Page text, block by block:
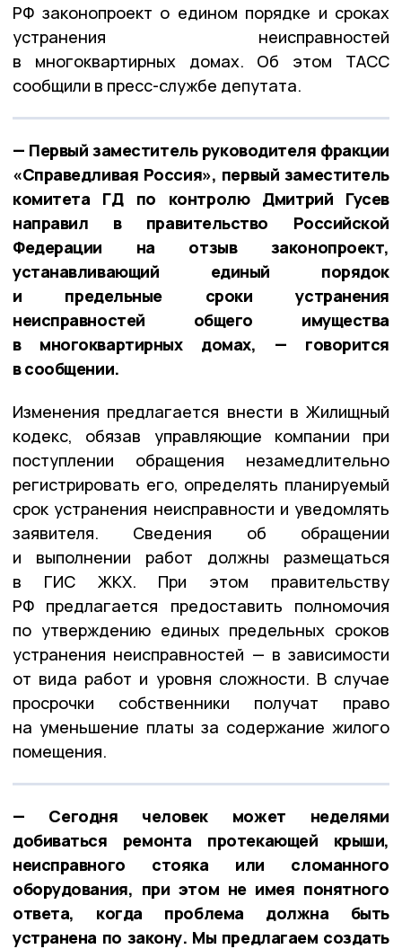
РФ законопроект о едином порядке и сроках
устранения неисправностей
в многоквартирных домах. Об этом ТАСС
сообщили в пресс-службе депутата.
— Первый заместитель руководителя фракции
«Справедливая Россия», первый заместитель
комитета ГД по контролю Дмитрий Гусев
направил в правительство Российской
Федерации на отзыв законопроект,
устанавливающий единый порядок
и предельные сроки устранения
неисправностей общего имущества
в многоквартирных домах, — говорится
в сообщении.
Изменения предлагается внести в Жилищный
кодекс, обязав управляющие компании при
поступлении обращения незамедлительно
регистрировать его, определять планируемый
срок устранения неисправности и уведомлять
заявителя. Сведения об обращении
и выполнении работ должны размещаться
в ГИС ЖКХ. При этом правительству
РФ предлагается предоставить полномочия
по утверждению единых предельных сроков
устранения неисправностей — в зависимости
от вида работ и уровня сложности. В случае
просрочки собственники получат право
на уменьшение платы за содержание жилого
помещения.
— Сегодня человек может неделями
добиваться ремонта протекающей крыши,
неисправного стояка или сломанного
оборудования, при этом не имея понятного
ответа, когда проблема должна быть
устранена по закону. Мы предлагаем создать